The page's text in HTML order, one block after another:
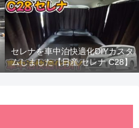
セレナを車中泊快適化DIYカスタ
ムしました【日産 セレナ C28】